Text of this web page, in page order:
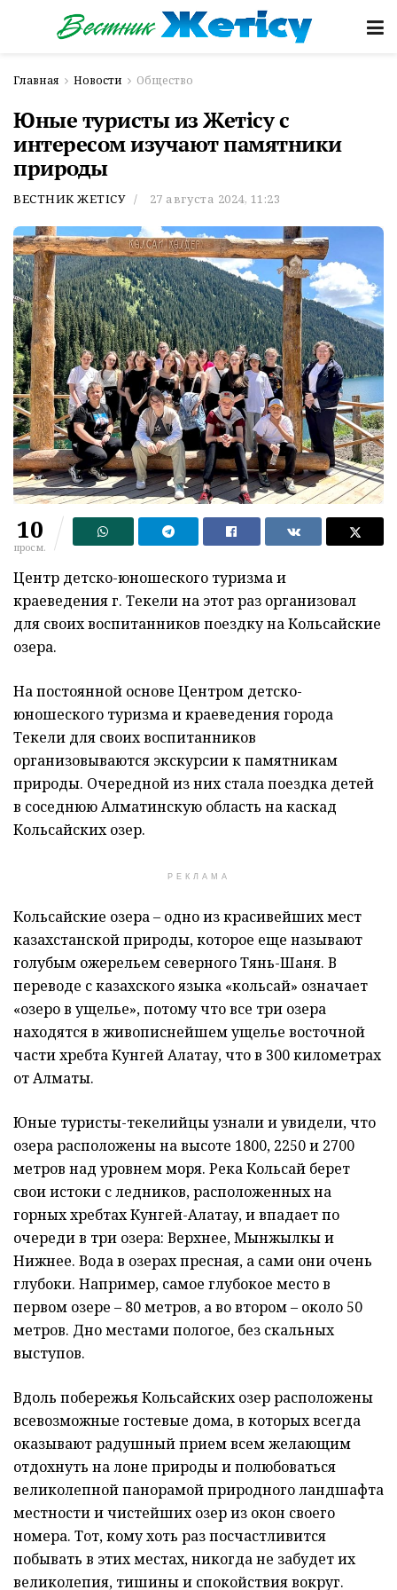
Главная Новости Общество
Юные туристы из Жетісу с
интересом изучают памятники
природы
ВЕСТНИК ЖЕТІСУ 27 августа 2024, 11:23
10
просм.
Центр детско-юношеского туризма и
краеведения г. Текели на этот раз организовал
для своих воспитанников поездку на Кольсайские
озера.
На постоянной основе Центром детско-
юношеского туризма и краеведения города
Текели для своих воспитанников
организовываются экскурсии к памятникам
природы. Очередной из них стала поездка детей
в соседнюю Алматинскую область на каскад
Кольсайских озер.
РЕКЛАМА
Кольсайские озера – одно из красивейших мест
казахстанской природы, которое еще называют
голубым ожерельем северного Тянь-Шаня. В
переводе с казахского языка «кольсай» означает
«озеро в ущелье», потому что все три озера
находятся в живописнейшем ущелье восточной
части хребта Кунгей Алатау, что в 300 километрах
от Алматы.
Юные туристы-текелийцы узнали и увидели, что
озера расположены на высоте 1800, 2250 и 2700
метров над уровнем моря. Река Кольсай берет
свои истоки с ледников, расположенных на
горных хребтах Кунгей-Алатау, и впадает по
очереди в три озера: Верхнее, Мынжылкы и
Нижнее. Вода в озерах пресная, а сами они очень
глубоки. Например, самое глубокое место в
первом озере – 80 метров, а во втором – около 50
метров. Дно местами пологое, без скальных
выступов.
Вдоль побережья Кольсайских озер расположены
всевозможные гостевые дома, в которых всегда
оказывают радушный прием всем желающим
отдохнуть на лоне природы и полюбоваться
великолепной панорамой природного ландшафта
местности и чистейших озер из окон своего
номера. Тот, кому хоть раз посчастливится
побывать в этих местах, никогда не забудет их
великолепия, тишины и спокойствия вокруг.